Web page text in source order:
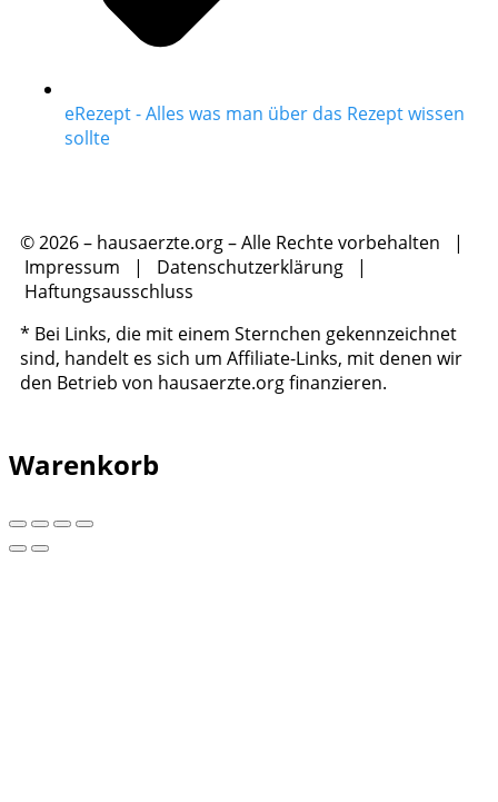
eRezept - Alles was man über das Rezept wissen
sollte
© 2026 – hausaerzte.org – Alle Rechte vorbehalten |
Impressum | Datenschutzerklärung |
Haftungsausschluss
* Bei Links, die mit einem Sternchen gekennzeichnet
sind, handelt es sich um Affiliate-Links, mit denen wir
den Betrieb von hausaerzte.org finanzieren.
Warenkorb